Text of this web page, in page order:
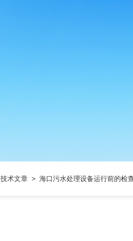
技术文章 > 海口污水处理设备运行前的检